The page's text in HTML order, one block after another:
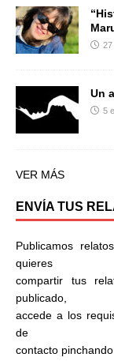
27
Un
5
VER MÁS
ENVÍA TUS
Publicamos
quieres
compartir tus
publicado,
accede a los
de
contacto pinchando